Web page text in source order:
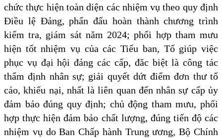
chức thực hiện toàn diện các nhiệm vụ theo quy định
Điều lệ Đảng, phấn đấu hoàn thành chương trình
kiểm tra, giám sát năm 2024; phối hợp tham mưu
hiện tốt nhiệm vụ của các Tiểu ban, Tổ giúp việc
phục vụ đại hội đảng các cấp, đăc biệt là công tác
thẩm định nhân sự; giải quyết dứt điểm đơn thư tố
cáo, khiếu nại, nhất là liên quan đến nhân sự cấp ủy
đảm bảo đúng quy định; chủ động tham mưu, phối
hợp thực hiện đảm bảo chất lượng, đúng tiến độ các
nhiệm vụ do Ban Chấp hành Trung ương, Bộ Chính